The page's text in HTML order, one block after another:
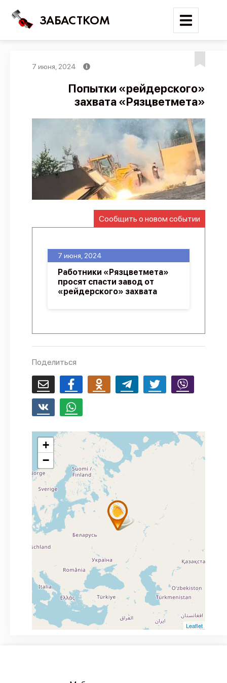
ЗАБАСТКОМ
Поиск
Новости
Карта событий
Трудовые конфликты
Отчеты
Предложить публикацию
API
Политика конфиденциальности
7 июня, 2024
Попытки «рейдерского»
захвата «Рязцветмета»
Сообщить о новом событии
7 июня, 2024
Работники «Рязцветмета»
просят спасти завод от
«рейдерского» захвата
Поделиться
+
−
Leaflet